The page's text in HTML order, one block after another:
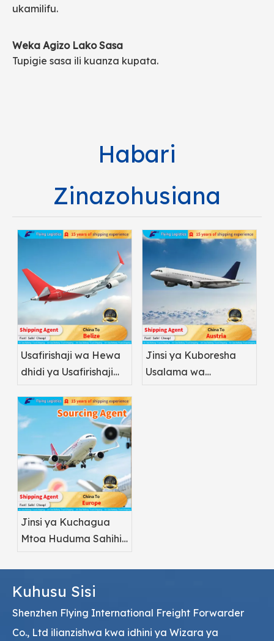
ukamilifu.
Weka Agizo Lako Sasa
Tupigie sasa ili kuanza kupata.
Habari
Zinazohusiana
Usafirishaji wa Hewa
dhidi ya Usafirishaji
Bora kwa Dawa?
Jinsi ya Kuboresha
Usalama wa
Jinsi ya Kuchagua
Mtoa Huduma Sahihi
Ndege wa Pharma
Kuhusu Sisi
Shenzhen Flying International Freight Forwarder
Co., Ltd ilianzishwa kwa idhini ya Wizara ya